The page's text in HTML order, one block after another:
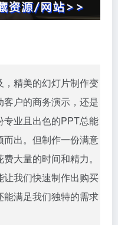
精美的幻灯片制作变
户的商务演示，还是
业且出色的PPT总能
出。但制作一份满意
大量的时间和精力。
我们快速制作出购买
满足我们独特的需求